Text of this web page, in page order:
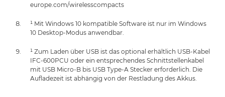
europe.com/wirelesscompacts
¹ Mit Windows 10 kompatible Software ist nur im Windows
10 Desktop-Modus anwendbar.
¹ Zum Laden über USB ist das optional erhältlich USB-Kabel
IFC-600PCU oder ein entsprechendes Schnittstellenkabel
mit USB Micro-B bis USB Type-A Stecker erforderlich. Die
Aufladezeit ist abhängig von der Restladung des Akkus.